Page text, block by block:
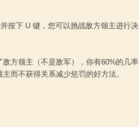
按下 U 键，您可以挑战敌方领主进行决
方领主（不是敌军），你有60%的几率
而不获得关系减少惩罚的好方法。